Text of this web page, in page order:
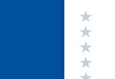
Valutazione